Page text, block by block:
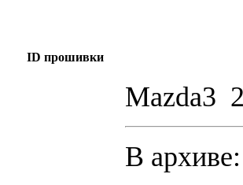
ID прошивки
Mazda3
В архиве: